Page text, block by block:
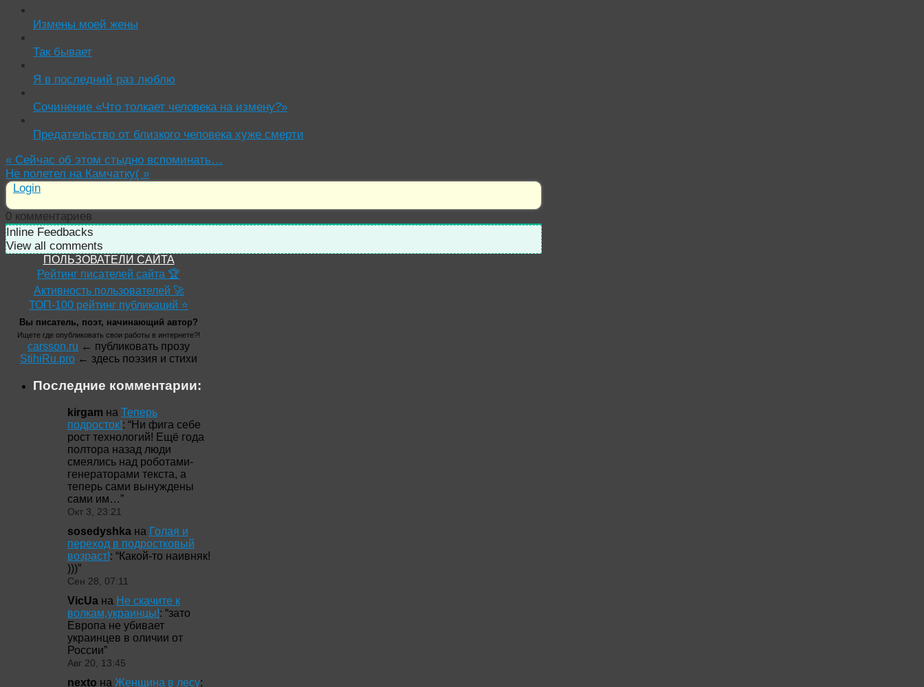
Измены моей жены
Так бывает
Я в последний раз люблю
Сочинение «Что толкает человека на измену?»
Предательство от близкого человека хуже смерти
« Сейчас об этом стыдно вспоминать…
Не полетел на Камчатку( »
Login
0 комментариев
Inline Feedbacks
View all comments
ПОЛЬЗОВАТЕЛИ САЙТА
Рейтинг писателей сайта 🏆
Активность пользователей 🚀
ТОП-100 рейтинг публикаций ⭐
Вы писатель, поэт, начинающий автор?
Ищете где опубликовать свои работы в интернете?!
carsson.ru ← публиковать прозу
StihiRu.pro ← здесь поэзия и стихи
Последние комментарии:
kirgam на Теперь
подросток!: “Ни фига себе
рост технологий! Ещё года
полтора назад люди
смеялись над роботами-
генераторами текста, а
теперь сами вынуждены
сами им…”
Окт 3, 23:21
sosedyshka на Голая и
переход в подростковый
возраст!: “Какой-то наивняк!
)))”
Сен 28, 07:11
VicUa на Не скачите к
волкам,украинцы!: “зато
Европа не убивает
украинцев в оличии от
России”
Авг 20, 13:45
nexto на Женщина в лесу: